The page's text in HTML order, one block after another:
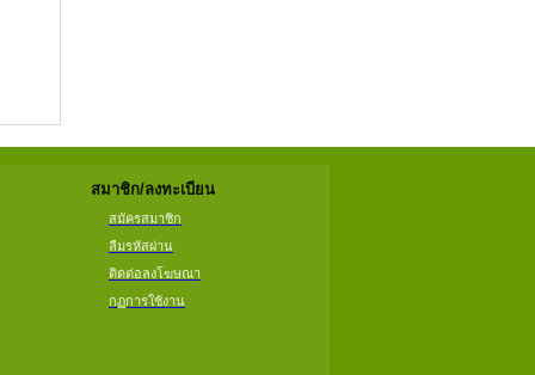
สมาชิก/ลงทะเบียน
สมัครสมาชิก
ลืมรหัสผ่าน
ติดต่อลงโฆษณา
กฏการใช้งาน